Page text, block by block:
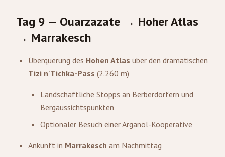
Tag 9 — Ouarzazate → Hoher Atlas
→ Marrakesch
Überquerung des Hohen Atlas über den dramatischen
Tizi n'Tichka-Pass (2.260 m)
Landschaftliche Stopps an Berberdörfern und
Bergaussichtspunkten
Optionaler Besuch einer Arganöl-Kooperative
Ankunft in Marrakesch am Nachmittag